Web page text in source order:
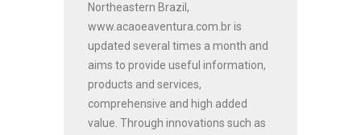
Northeastern Brazil,
www.acaoeaventura.com.br is
updated several times a month and
aims to provide useful information,
products and services,
comprehensive and high added
value. Through innovations such as